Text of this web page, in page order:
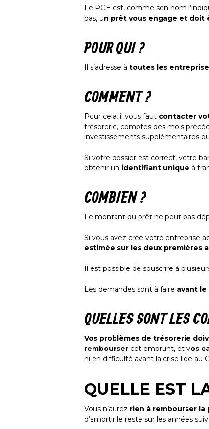
Le PGE est, comme son nom
pas, un prêt vous engage et doit
POUR QUI ?
Il s’adresse à toutes les
COMMENT ?
Pour cela, il vous faut contacter
trésorerie, comptes des mois
investissements supplémentaires
Si votre dossier est correct, votre
obtenir un identifiant unique à
COMBIEN ?
Le montant du prêt ne peut pas
Si vous avez créé votre entreprise
estimée sur les deux premières
Il est possible de souscrire à
Les demandes sont à faire avant le
QUELLES SONT LES
Vos problèmes de trésorerie
rembourser cet emprunt, et vos
ni en difficulté avant la crise liée au
QUELLE EST
Vous n’aurez rien à rembourser la
d’amortir le reste sur les années